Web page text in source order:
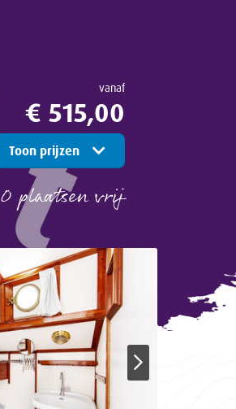
vanaf
€ 515,00
Toon prijzen
0 plaatsen vrij